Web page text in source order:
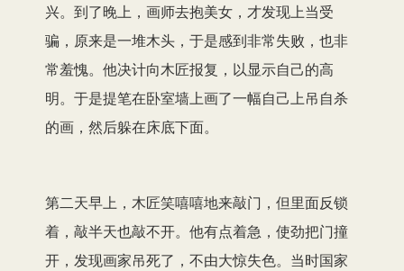
兴。到了晚上，画师去抱美女，才发现上当受
骗，原来是一堆木头，于是感到非常失败，也非
常羞愧。他决计向木匠报复，以显示自己的高
明。于是提笔在卧室墙上画了一幅自己上吊自杀
的画，然后躲在床底下面。
第二天早上，木匠笑嘻嘻地来敲门，但里面反锁
着，敲半天也敲不开。他有点着急，使劲把门撞
开，发现画家吊死了，不由大惊失色。当时国家